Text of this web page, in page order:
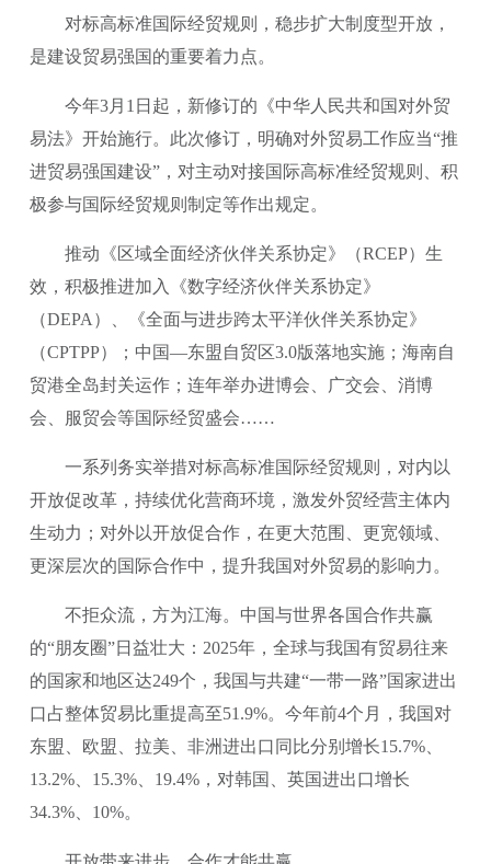
对标高标准国际经贸规则，稳步扩大制度型开放，
是建设贸易强国的重要着力点。
今年3月1日起，新修订的《中华人民共和国对外贸
易法》开始施行。此次修订，明确对外贸易工作应当“推
进贸易强国建设”，对主动对接国际高标准经贸规则、积
极参与国际经贸规则制定等作出规定。
推动《区域全面经济伙伴关系协定》（RCEP）生
效，积极推进加入《数字经济伙伴关系协定》
（DEPA）、《全面与进步跨太平洋伙伴关系协定》
（CPTPP）；中国—东盟自贸区3.0版落地实施；海南自
贸港全岛封关运作；连年举办进博会、广交会、消博
会、服贸会等国际经贸盛会……
一系列务实举措对标高标准国际经贸规则，对内以
开放促改革，持续优化营商环境，激发外贸经营主体内
生动力；对外以开放促合作，在更大范围、更宽领域、
更深层次的国际合作中，提升我国对外贸易的影响力。
不拒众流，方为江海。中国与世界各国合作共赢
的“朋友圈”日益壮大：2025年，全球与我国有贸易往来
的国家和地区达249个，我国与共建“一带一路”国家进出
口占整体贸易比重提高至51.9%。今年前4个月，我国对
东盟、欧盟、拉美、非洲进出口同比分别增长15.7%、
13.2%、15.3%、19.4%，对韩国、英国进出口增长
34.3%、10%。